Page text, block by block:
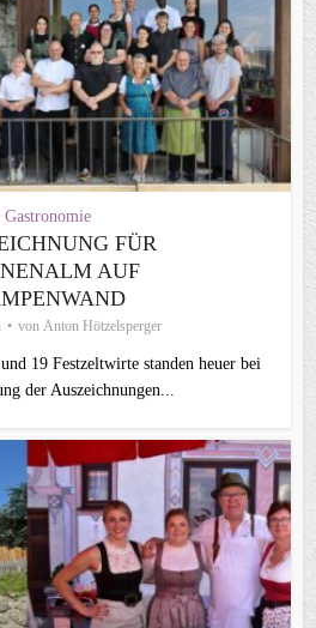
Gastronomie
FÜR
AUF
von Anton Hötzelsperger
19 Festzeltwirte standen heuer bei
der Auszeichnungen...